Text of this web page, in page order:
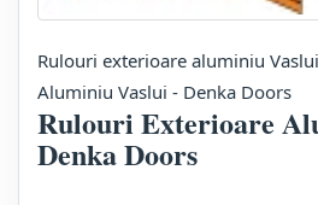
Rulouri exterioare aluminiu
Aluminiu Vaslui - Denka Doors
Rulouri Exterioare
Denka Doors